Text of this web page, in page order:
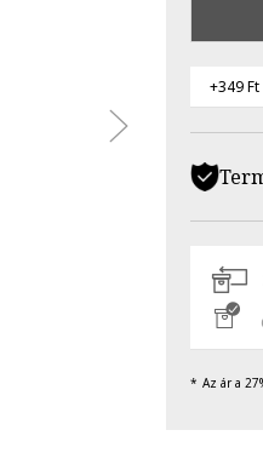
+349 Ft
Az ár a